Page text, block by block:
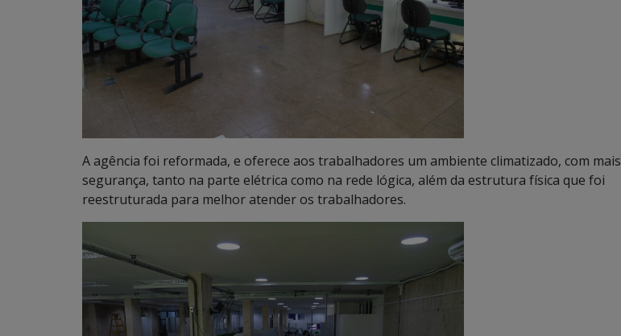
A agência foi reformada, e oferece aos trabalhadores um ambiente climatizado, com mais
segurança, tanto na parte elétrica como na rede lógica, além da estrutura física que foi
reestruturada para melhor atender os trabalhadores.